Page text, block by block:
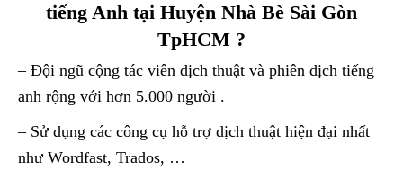
tiếng Anh tại Huyện Nhà Bè Sài Gòn
TpHCM ?
– Đội ngũ cộng tác viên dịch thuật và phiên dịch tiếng
anh rộng với hơn 5.000 người .
– Sử dụng các công cụ hỗ trợ dịch thuật hiện đại nhất
như Wordfast, Trados, …